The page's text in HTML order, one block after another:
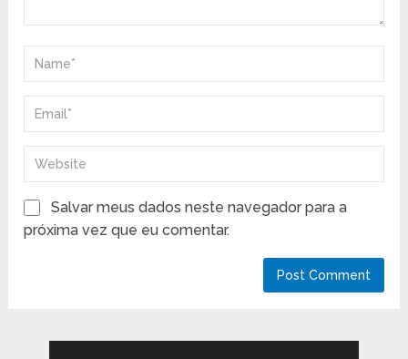
Salvar meus dados neste navegador para a
próxima vez que eu comentar.